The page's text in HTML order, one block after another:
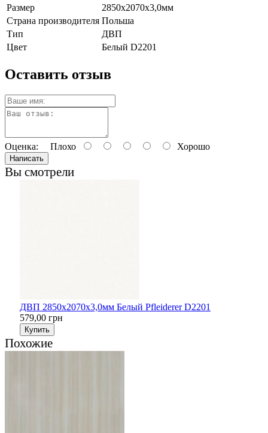
Размер
2850х2070х3,0мм
Страна производителя Польша
Тип
ДВП
Цвет
Белый D2201
Оставить отзыв
Оценка: Плохо Хорошо
Написать
Вы смотрели
ДВП 2850х2070х3,0мм Белый Pfleiderer D2201
579,00 грн
Купить
Похожие